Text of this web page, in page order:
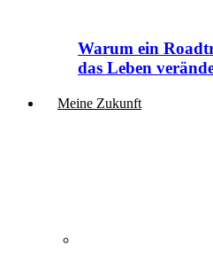
Warum ein
das Leben
Meine Zukunft